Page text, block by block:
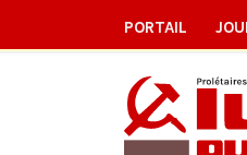
PORTAIL